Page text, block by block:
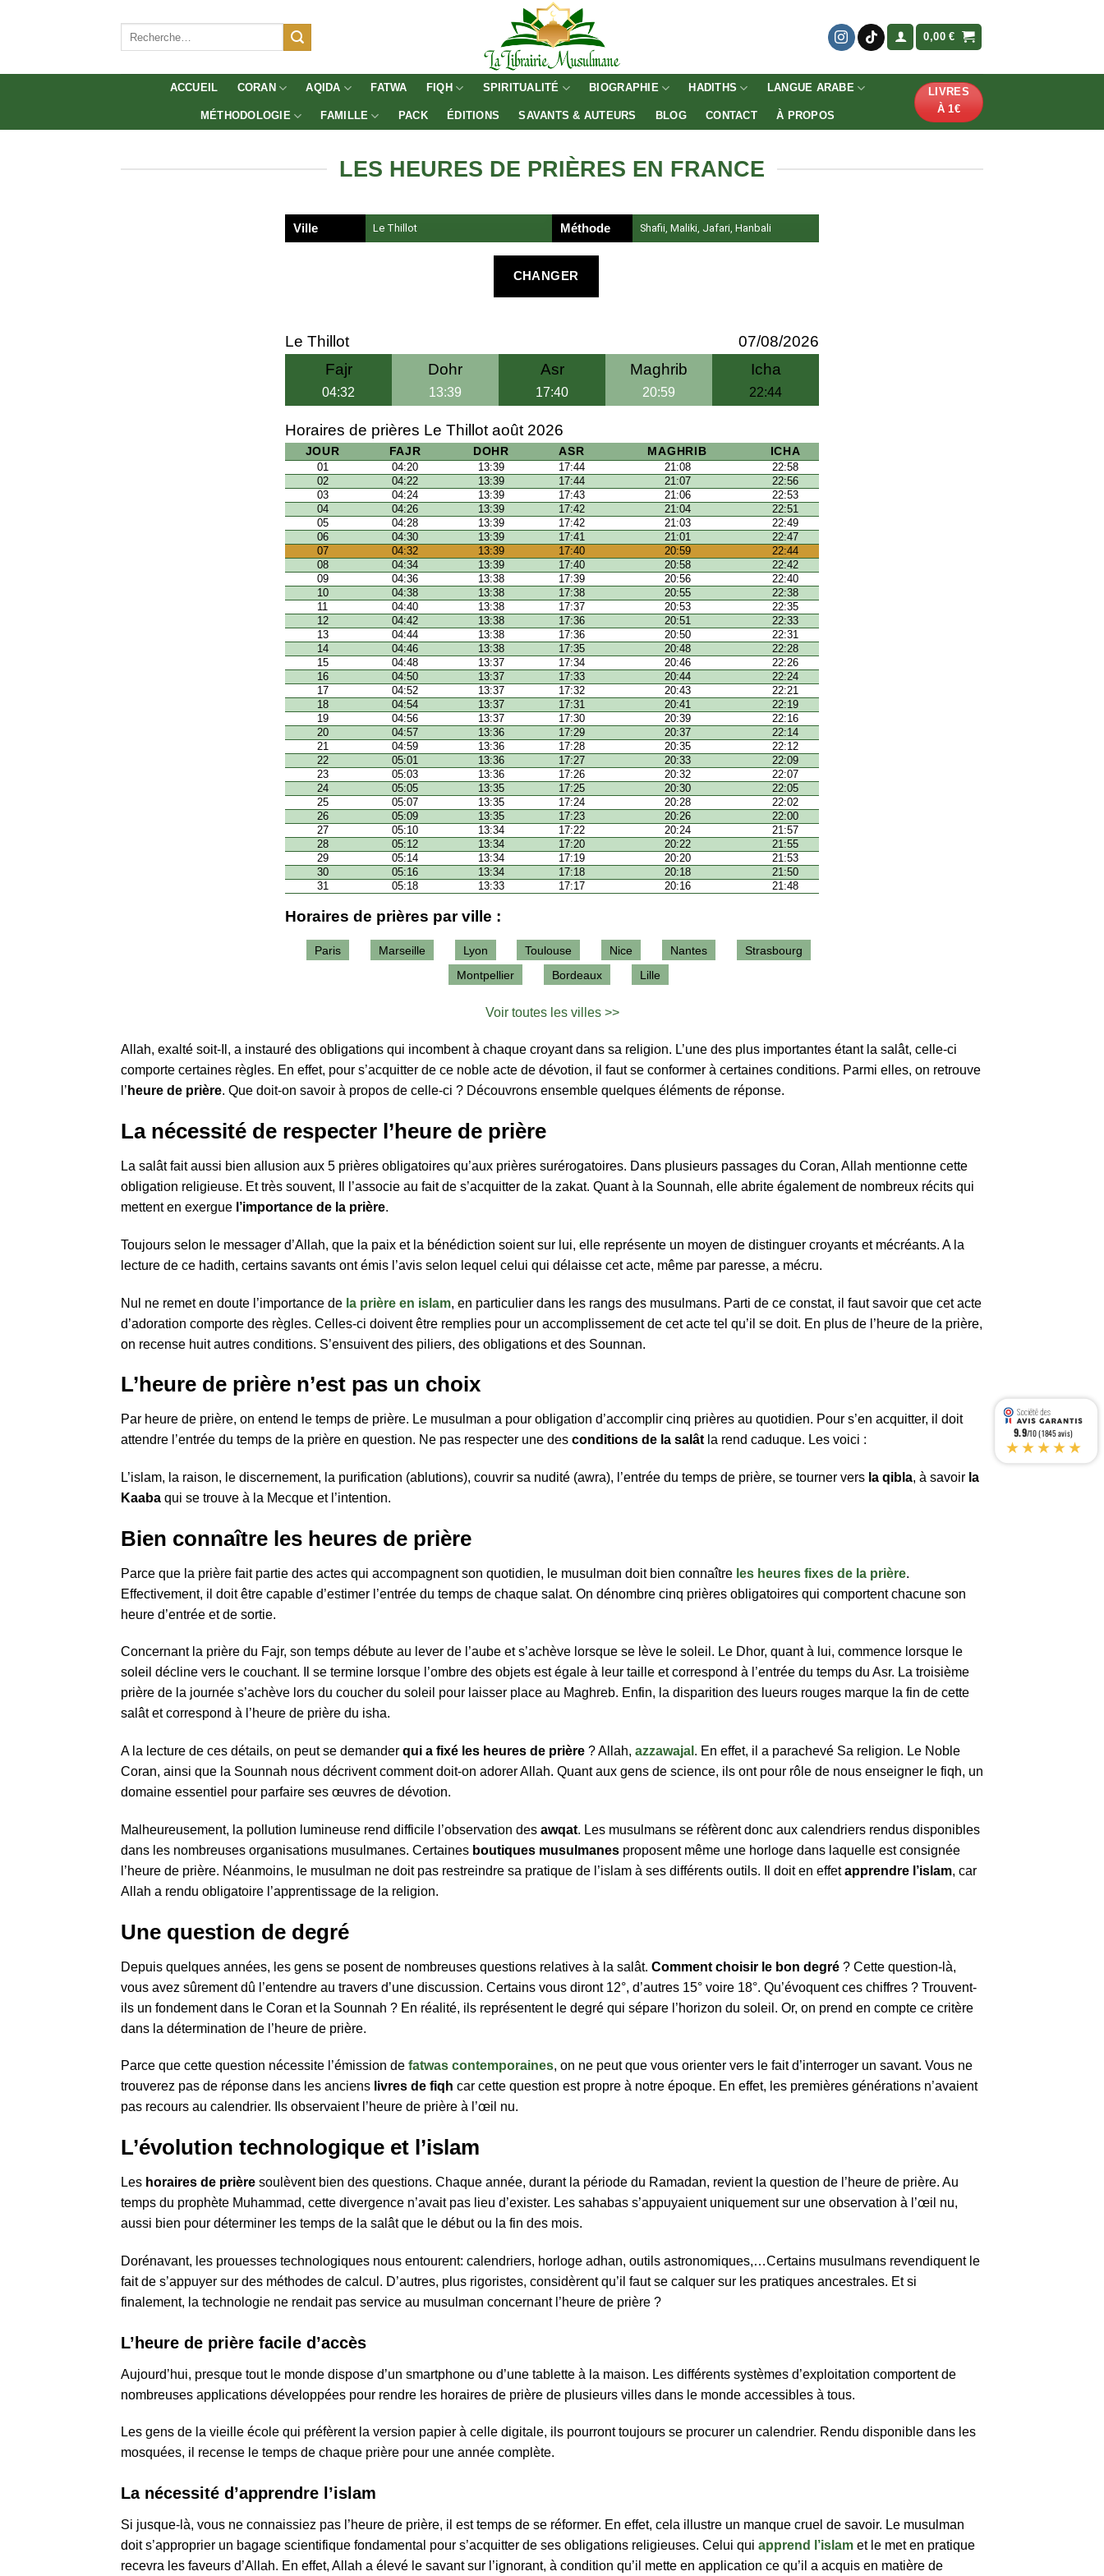
0,00€
ACCUEIL CORAN AQIDA FATWA FIQH SPIRITUALITÉ BIOGRAPHIE HADITHS LANGUE ARABE
MÉTHODOLOGIE FAMILLE PACK ÉDITIONS SAVANTS & AUTEURS BLOG CONTACT À PROPOS
LIVRES
À 1€
LES HEURES DE PRIÈRES EN FRANCE
Ville Le Thillot Méthode Shafii, Maliki, Jafari, Hanbali
CHANGER
Le Thillot
07/08/2026
Fajr
04:32
Dohr
13:39
Asr
17:40
Maghrib
20:59
Icha
22:44
Horaires de prières Le Thillot août 2026
JOUR FAJR DOHR ASR MAGHRIB ICHA
01 04:20 13:39 17:44 21:08
22:58
02
04:22 13:39 17:44 21:07
22:56
03
04:24 13:39 17:43 21:06
22:53
04
04:26 13:39 17:42 21:04
22:51
05
04:28 13:39 17:42 21:03
22:49
06
04:30 13:39 17:41 21:01
22:47
07
04:32 13:39 17:40 20:59
22:44
08
04:34 13:39 17:40 20:58
22:42
09
04:36 13:38 17:39 20:56
22:40
10
04:38 13:38 17:38 20:55
22:38
11
04:40 13:38 17:37 20:53
22:35
12
04:42 13:38 17:36 20:51
22:33
13
04:44 13:38 17:36 20:50
22:31
14
04:46 13:38 17:35 20:48
22:28
15
04:48 13:37 17:34 20:46
22:26
16
04:50 13:37 17:33 20:44
22:24
17
04:52 13:37 17:32 20:43
22:21
18
04:54 13:37 17:31 20:41
22:19
19
04:56 13:37 17:30 20:39
22:16
20
04:57 13:36 17:29 20:37
22:14
21
04:59 13:36 17:28 20:35
22:12
22
05:01 13:36 17:27 20:33
22:09
23
05:03 13:36 17:26 20:32
22:07
24
05:05 13:35 17:25 20:30
22:05
25
05:07 13:35 17:24 20:28
22:02
26
05:09 13:35 17:23 20:26
22:00
27
05:10 13:34 17:22 20:24
21:57
28
05:12 13:34 17:20 20:22
21:55
29
05:14 13:34 17:19 20:20
21:53
30
05:16 13:34 17:18 20:18
21:50
31
05:18 13:33 17:17 20:16 21:48
Horaires de prières par ville :
Paris Marseille Lyon Toulouse Nice Nantes
Strasbourg
Montpellier
Bordeaux Lille
Voir toutes les villes >>
Allah, exalté soit-Il, a instauré des obligations qui incombent à chaque croyant dans sa religion. L’une des plus importantes étant la salât, celle-ci
comporte certaines règles. En effet, pour s’acquitter de ce noble acte de dévotion, il faut se conformer à certaines conditions. Parmi elles, on retrouve
l’ heure de prière. Que doit-on savoir à propos de celle-ci ? Découvrons ensemble quelques éléments de réponse.
La nécessité de respecter l’heure de prière
La salât fait aussi bien allusion aux 5 prières obligatoires qu’aux prières surérogatoires. Dans plusieurs passages du Coran, Allah mentionne cette
obligation religieuse. Et très souvent, Il l’associe au fait de s’acquitter de la zakat. Quant à la Sounnah, elle abrite également de nombreux récits qui
mettent en exergue l’importance de la prière.
Toujours selon le messager d’Allah, que la paix et la bénédiction soient sur lui, elle représente un moyen de distinguer croyants et mécréants. A la
lecture de ce hadith, certains savants ont émis l’avis selon lequel celui qui délaisse cet acte, même par paresse, a mécru.
Nul ne remet en doute l’importance de la prière en islam, en particulier dans les rangs des musulmans. Parti de ce constat, il faut savoir que cet acte
d’adoration comporte des règles. Celles-ci doivent être remplies pour un accomplissement de cet acte tel qu’il se doit. En plus de l’heure de la prière,
on recense huit autres conditions. S’ensuivent des piliers, des obligations et des Sounnan.
L’heure de prière n’est pas un choix
Par heure de prière, on entend le temps de prière. Le musulman a pour obligation d’accomplir cinq prières au quotidien. Pour s’en acquitter, il doit
attendre l’entrée du temps de la prière en question. Ne pas respecter une des conditions de la salât la rend caduque. Les voici :
L’islam, la raison, le discernement, la purification (ablutions), couvrir sa nudité (awra), l’entrée du temps de prière, se tourner vers la qibla, à savoir la
Kaaba qui se trouve à la Mecque et l’intention.
Bien connaître les heures de prière
Parce que la prière fait partie des actes qui accompagnent son quotidien, le musulman doit bien connaître les heures fixes de la prière.
Effectivement, il doit être capable d’estimer l’entrée du temps de chaque salat. On dénombre cinq prières obligatoires qui comportent chacune son
heure d’entrée et de sortie.
Concernant la prière du Fajr, son temps débute au lever de l’aube et s’achève lorsque se lève le soleil. Le Dhor, quant à lui, commence lorsque le
soleil décline vers le couchant. Il se termine lorsque l’ombre des objets est égale à leur taille et correspond à l’entrée du temps du Asr. La troisième
prière de la journée s’achève lors du coucher du soleil pour laisser place au Maghreb. Enfin, la disparition des lueurs rouges marque la fin de cette
salât et correspond à l’heure de prière du isha.
A la lecture de ces détails, on peut se demander qui a fixé les heures de prière ? Allah, azzawajal . En effet, il a parachevé Sa religion. Le Noble
Coran, ainsi que la Sounnah nous décrivent comment doit-on adorer Allah. Quant aux gens de science, ils ont pour rôle de nous enseigner le fiqh, un
domaine essentiel pour parfaire ses œuvres de dévotion.
Malheureusement, la pollution lumineuse rend difficile l’observation des awqat. Les musulmans se réfèrent donc aux calendriers rendus disponibles
dans les nombreuses organisations musulmanes. Certaines boutiques musulmanes proposent même une horloge dans laquelle est consignée
l’heure de prière. Néanmoins, le musulman ne doit pas restreindre sa pratique de l’islam à ses différents outils. Il doit en effetapprendre l’islam, car
Allah a rendu obligatoire l’apprentissage de la religion.
Une question de degré
Depuis quelques années, les gens se posent de nombreuses questions relatives à la salât. Comment choisir le bon degré ? Cette question-là,
vous avez sûrement dû l’entendre au travers d’une discussion. Certains vous diront 12°, d’autres 15° voire 18°. Qu’évoquent ces chiffres ? Trouvent-
ils un fondement dans le Coran et la Sounnah ? En réalité, ils représentent le degré qui sépare l’horizon du soleil. Or, on prend en compte ce critère
dans la détermination de l’heure de prière.
Parce que cette question nécessite l’émission de fatwas contemporaines, on ne peut que vous orienter vers le fait d’interroger un savant. Vous ne
trouverez pas de réponse dans les anciens livres de fiqh car cette question est propre à notre époque. En effet, les premières générations n’avaient
pas recours au calendrier. Ils observaient l’heure de prière à l’œil nu.
L’évolution technologique et l’islam
Les horaires de prière soulèvent bien des questions. Chaque année, durant la période du Ramadan, revient la question de l’heure de prière. Au
temps du prophète Muhammad, cette divergence n’avait pas lieu d’exister. Les sahabas s’appuyaient uniquement sur une observation à l’œil nu,
aussi bien pour déterminer les temps de la salât que le début ou la fin des mois.
Dorénavant, les prouesses technologiques nous entourent: calendriers, horloge adhan, outils astronomiques,…Certains musulmans revendiquent le
fait de s’appuyer sur des méthodes de calcul. D’autres, plus rigoristes, considèrent qu’il faut se calquer sur les pratiques ancestrales. Et si
finalement, la technologie ne rendait pas service au musulman concernant l’heure de prière ?
L’heure de prière facile d’accès
Aujourd’hui, presque tout le monde dispose d’un smartphone ou d’une tablette à la maison. Les différents systèmes d’exploitation comportent de
nombreuses applications développées pour rendre les horaires de prière de plusieurs villes dans le monde accessibles à tous.
Les gens de la vieille école qui préfèrent la version papier à celle digitale, ils pourront toujours se procurer un calendrier. Rendu disponible dans les
mosquées, il recense le temps de chaque prière pour une année complète.
La nécessité d’apprendre l’islam
Si jusque-là, vous ne connaissiez pas l’heure de prière, il est temps de se réformer. En effet, cela illustre un manque cruel de savoir. Le musulman
doit s’approprier un bagage scientifique fondamental pour s’acquitter de ses obligations religieuses. Celui qui apprend l’islam et le met en pratique
recevra les faveurs d’Allah. En effet, Allah a élevé le savant sur l’ignorant, à condition qu’il mette en application ce qu’il a acquis en matière de
9.9/10 (1845 avis)
★★★★★